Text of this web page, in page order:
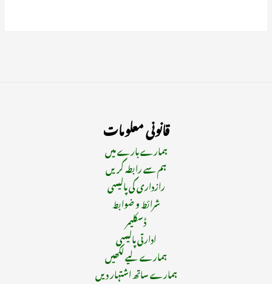
قانونی معلومات
ہمارے بارے میں
ہم سے رابطہ کریں
رازداری کی پالیسی
شرائط و ضوابط
ڈسکلیمر
ادارتی پالیسی
ہمارے لیے لکھیں
ہمارے ساتھ اشتہار دیں